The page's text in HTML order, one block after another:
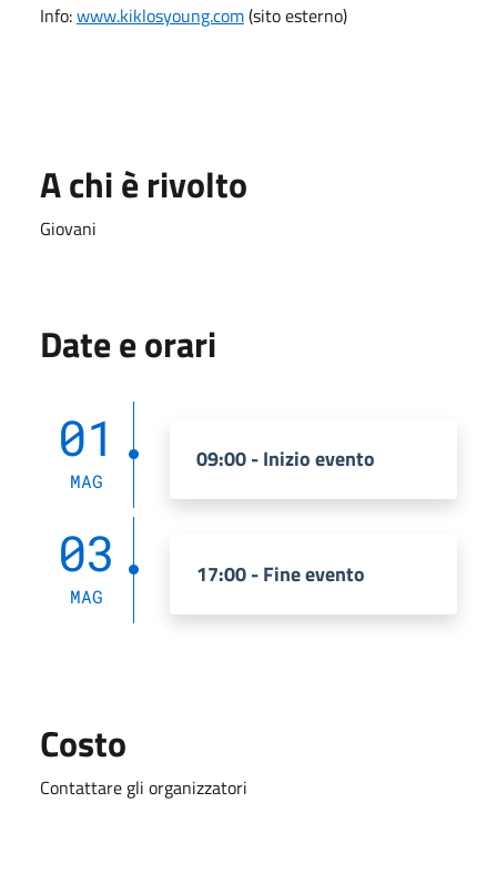
Info:www.kiklosyoung.com(sito esterno)
A chi è rivolto
Giovani
Date e orari
01
MAG
09:00 - Inizio evento
03
MAG
17:00 - Fine evento
Costo
Contattare gli organizzatori